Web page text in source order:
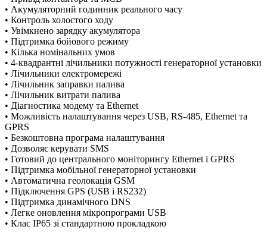
• Акумуляторний годинник реального часу
• Контроль холостого ходу
• Увімкнено зарядку акумулятора
• Підтримка бойового режиму
• Кілька номінальних умов
• 4-квадрантні лічильники потужності генераторної установки
• Лічильники електромережі
• Лічильник заправки палива
• Лічильник витрати палива
• Діагностика модему та Ethernet
• Можливість налаштування через USB, RS-485, Ethernet та
GPRS
• Безкоштовна програма налаштування
• Дозволяє керувати SMS
• Готовий до центрального моніторингу Ethernet і GPRS
• Підтримка мобільної генераторної установки
• Автоматична геолокація GSM
• Підключення GPS (USB і RS232)
• Підтримка динамічного DNS
• Легке оновлення мікропрограми USB
• Клас IP65 зі стандартною прокладкою